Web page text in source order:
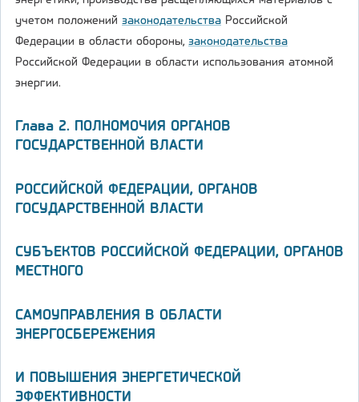
учетом положений законодательства Российской
Федерации в области обороны, законодательства
Российской Федерации в области использования атомной
энергии.
Глава 2. ПОЛНОМОЧИЯ ОРГАНОВ
ГОСУДАРСТВЕННОЙ ВЛАСТИ
РОССИЙСКОЙ ФЕДЕРАЦИИ, ОРГАНОВ
ГОСУДАРСТВЕННОЙ ВЛАСТИ
СУБЪЕКТОВ РОССИЙСКОЙ ФЕДЕРАЦИИ, ОРГАНОВ
МЕСТНОГО
САМОУПРАВЛЕНИЯ В ОБЛАСТИ
ЭНЕРГОСБЕРЕЖЕНИЯ
И ПОВЫШЕНИЯ ЭНЕРГЕТИЧЕСКОЙ
ЭФФЕКТИВНОСТИ